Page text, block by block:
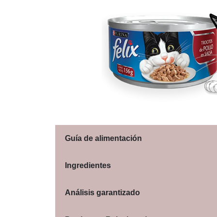
Guía de alimentación
Ingredientes
Análisis garantizado